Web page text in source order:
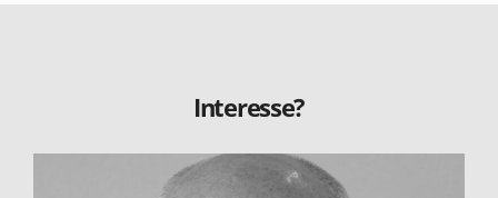
Interesse?